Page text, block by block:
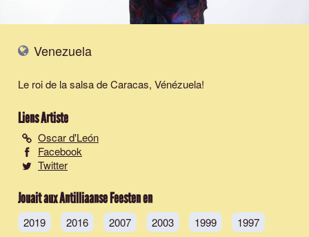
Venezuela
Le roi de la salsa de Caracas, Vénézuela!
Liens Artiste
Oscar d'León
Facebook
Twitter
Jouait aux Antilliaanse Feesten en
2019 2016 2007 2003 1999 1997